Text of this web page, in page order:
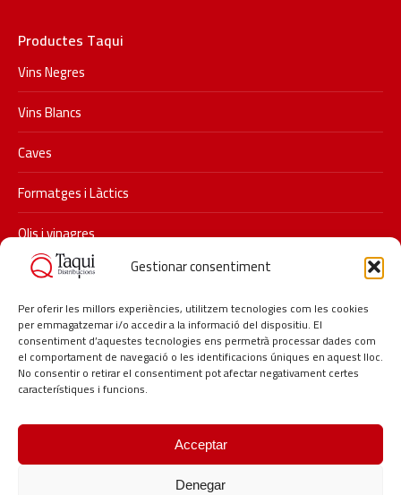
Gestionar consentiment
Per oferir les millors experiències, utilitzem tecnologies com les cookies
per emmagatzemar i/o accedir a la informació del dispositiu. El
consentiment d’aquestes tecnologies ens permetrà processar dades com
el comportament de navegació o les identificacions úniques en aquest lloc.
No consentir o retirar el consentiment pot afectar negativament certes
característiques i funcions.
Acceptar
Denegar
Productes Taqui
Vins Negres
Vins Blancs
Caves
Formatges i Làctics
Olis i vinagres
Xarxes socials
Segueix-nos a Instagram i descobreix les últimes promocions i
novetats de Taqui.
#taqui #distribucionstaqui #restauracio #delicatessen
#hosteleria #lagarriga